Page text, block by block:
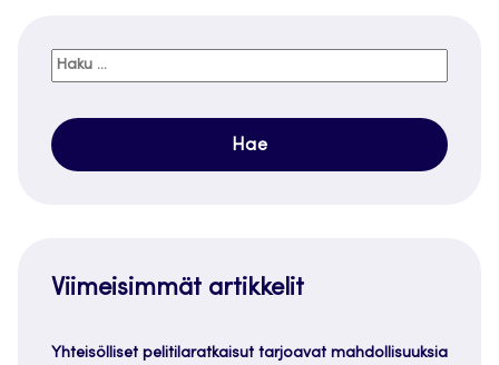
Haku:
Viimeisimmät artikkelit
Yhteisölliset pelitilaratkaisut tarjoavat mahdollisuuksia